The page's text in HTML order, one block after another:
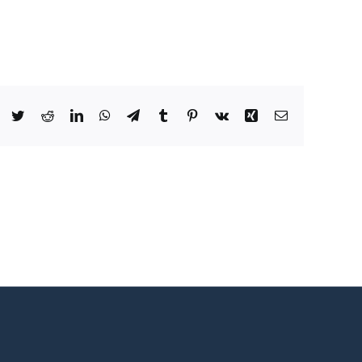
TwitterRedditLinkedInWhatsApp
TelegramTumblr Pinterest
Vk Xing Email